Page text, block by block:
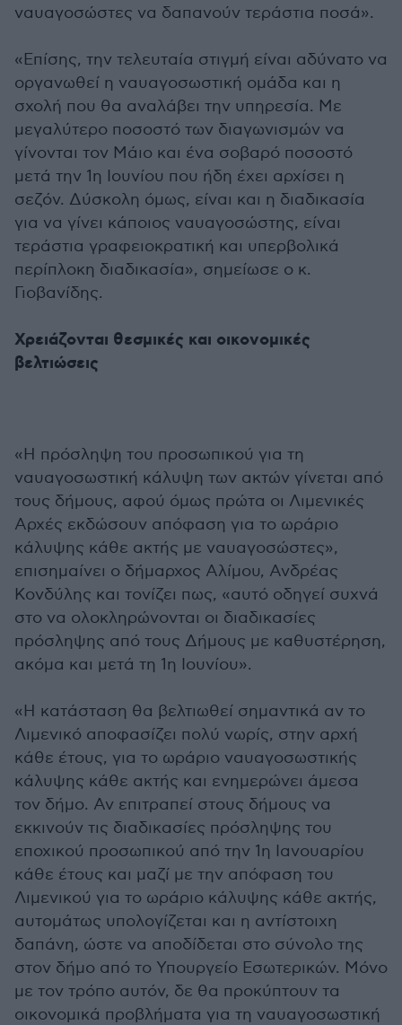
ναυαγοσώστες να δαπανούν τεράστια ποσά».
«Επίσης, την τελευταία στιγμή είναι αδύνατο να
οργανωθεί η ναυαγοσωστική ομάδα και η
σχολή που θα αναλάβει την υπηρεσία. Με
μεγαλύτερο ποσοστό των διαγωνισμών να
γίνονται τον Μάιο και ένα σοβαρό ποσοστό
μετά την 1η Ιουνίου που ήδη έχει αρχίσει η
σεζόν. Δύσκολη όμως, είναι και η διαδικασία
για να γίνει κάποιος ναυαγοσώστης, είναι
τεράστια γραφειοκρατική και υπερβολικά
περίπλοκη διαδικασία», σημείωσε ο κ.
Γιοβανίδης.
Χρειάζονται θεσμικές και οικονομικές
βελτιώσεις
«Η πρόσληψη του προσωπικού για τη
ναυαγοσωστική κάλυψη των ακτών γίνεται από
τους δήμους, αφού όμως πρώτα οι Λιμενικές
Αρχές εκδώσουν απόφαση για το ωράριο
κάλυψης κάθε ακτής με ναυαγοσώστες»,
επισημαίνει ο δήμαρχος Αλίμου, Ανδρέας
Κονδύλης και τονίζει πως, «αυτό οδηγεί συχνά
στο να ολοκληρώνονται οι διαδικασίες
πρόσληψης από τους Δήμους με καθυστέρηση,
ακόμα και μετά τη 1η Ιουνίου».
«Η κατάσταση θα βελτιωθεί σημαντικά αν το
Λιμενικό αποφασίζει πολύ νωρίς, στην αρχή
κάθε έτους, για το ωράριο ναυαγοσωστικής
κάλυψης κάθε ακτής και ενημερώνει άμεσα
τον δήμο. Αν επιτραπεί στους δήμους να
εκκινούν τις διαδικασίες πρόσληψης του
εποχικού προσωπικού από την 1η Ιανουαρίου
κάθε έτους και μαζί με την απόφαση του
Λιμενικού για το ωράριο κάλυψης κάθε ακτής,
αυτομάτως υπολογίζεται και η αντίστοιχη
δαπάνη, ώστε να αποδίδεται στο σύνολο της
στον δήμο από το Υπουργείο Εσωτερικών. Μόνο
με τον τρόπο αυτόν, δε θα προκύπτουν τα
οικονομικά προβλήματα για τη ναυαγοσωστική